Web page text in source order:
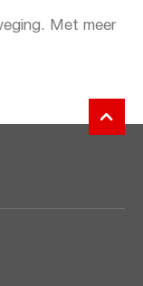
Met meer